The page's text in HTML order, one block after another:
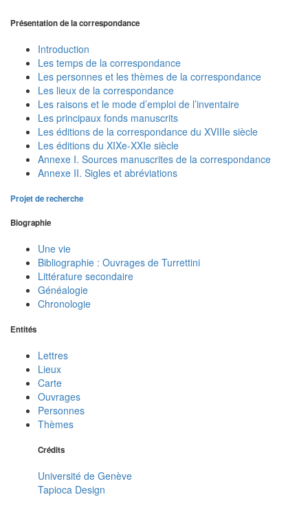
Présentation de la correspondance
Introduction
Les temps de la correspondance
Les personnes et les thèmes de la correspondance
Les lieux de la correspondance
Les raisons et le mode d’emploi de l’inventaire
Les principaux fonds manuscrits
Les éditions de la correspondance du XVIIIe siècle
Les éditions du XIXe-XXIe siècle
Annexe I. Sources manuscrites de la correspondance
Annexe II. Sigles et abréviations
Projet de recherche
Biographie
Une vie
Bibliographie : Ouvrages de Turrettini
Littérature secondaire
Généalogie
Chronologie
Entités
Lettres
Lieux
Carte
Ouvrages
Personnes
Thèmes
Crédits
Université de Genève
Tapioca Design